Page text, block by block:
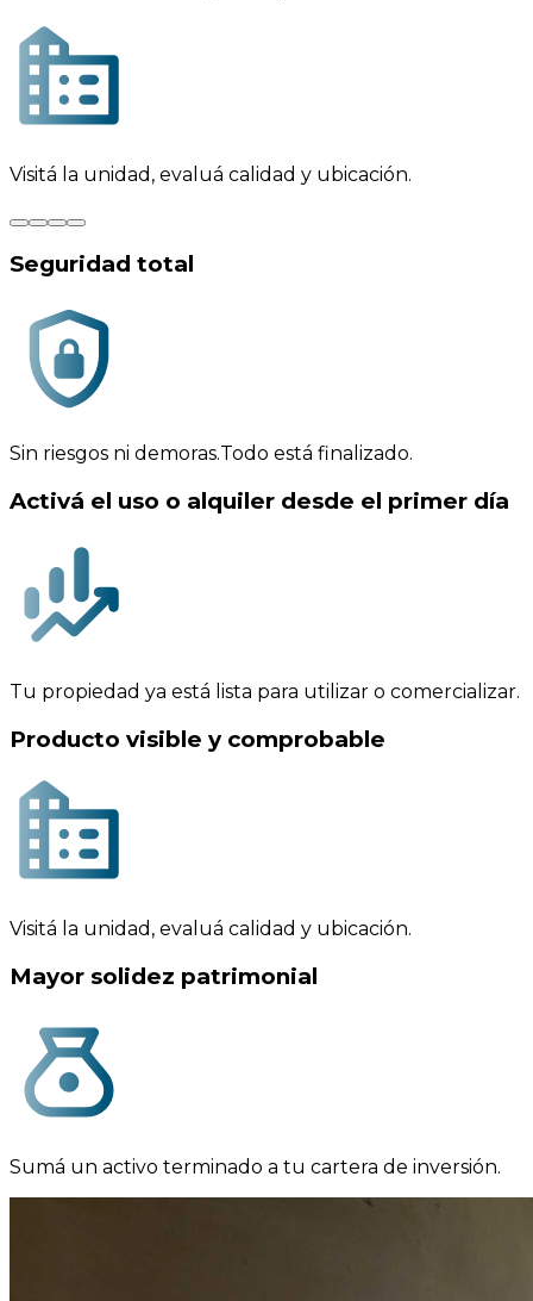
Visitá la unidad, evaluá calidad y ubicación.
Seguridad total
Sin riesgos ni demoras.Todo está finalizado.
Activá el uso o alquiler desde el primer día
Tu propiedad ya está lista para utilizar o comercializar.
Producto visible y comprobable
Visitá la unidad, evaluá calidad y ubicación.
Mayor solidez patrimonial
Sumá un activo terminado a tu cartera de inversión.